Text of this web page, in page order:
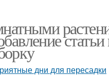
статьи